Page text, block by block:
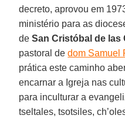
decreto, aprovou em
ministério para as
deSan Cristóbal de las
pastoral dedom Samuel
prática este caminho
encarnar a Igreja nas
para inculturar a
tseltales, tsotsiles,